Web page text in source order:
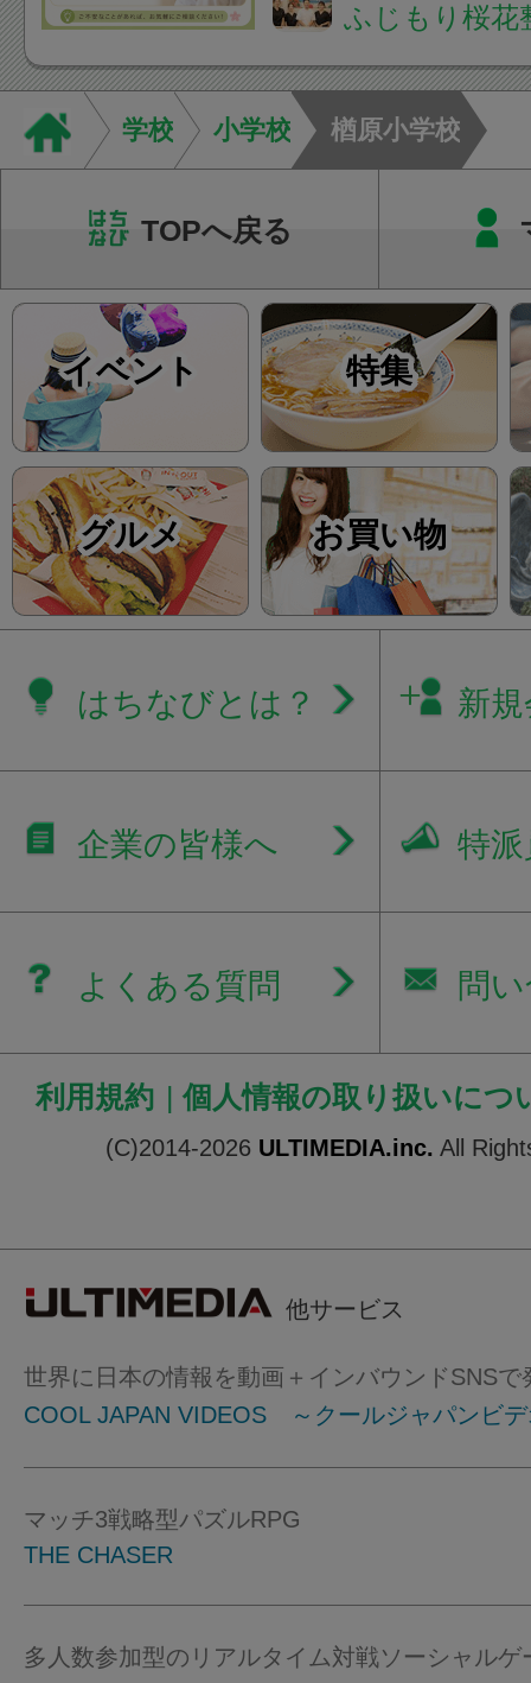
ご説明を行い、お一
った通院ペースをご
す。当院では回数券
て...
ふじもり桜花
学校 小学校 楢原小学校
TOPへ戻る
イベント 特集
グルメ お買い物
はちなびとは？ 新
企業の皆様へ 特
よくある質問 問
利用規約 | 個人情報の取り扱いにつ
(C)2014-2026 ULTIMEDIA.inc. All
他サービス
世界に日本の情報を動画＋インバウンドSNSで
COOL JAPAN VIDEOS ～クールジャパンビ
マッチ3戦略型パズルRPG
THE CHASER
多人数参加型のリアルタイム対戦ソーシャルゲ